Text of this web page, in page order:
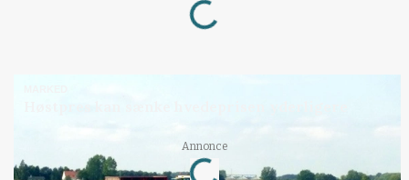
Annonce
Loading...